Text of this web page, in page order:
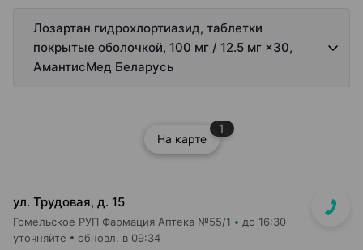
Лозартан гидрохлортиазид, таблетки
покрытые оболочкой, 100 мг / 12.5 мг ×30,
АмантисМед Беларусь
На карте
1
ул. Трудовая, д. 15
Гомельское РУП Фармация Аптека №55/1 до 16:30
уточняйте обновл. в 09:34